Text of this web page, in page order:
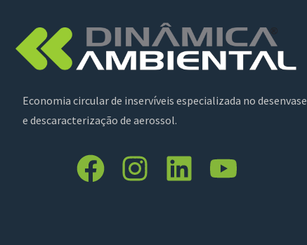
Economia circular de inservíveis especializada no desenvase
e descaracterização de aerossol.